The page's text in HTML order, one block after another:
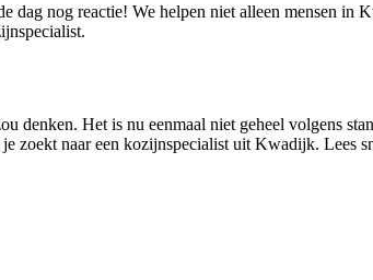
nog reactie! We helpen niet alleen mensen in
Het is nu eenmaal niet geheel volgens
zoekt naar een kozijnspecialist uit Kwadijk. Lees